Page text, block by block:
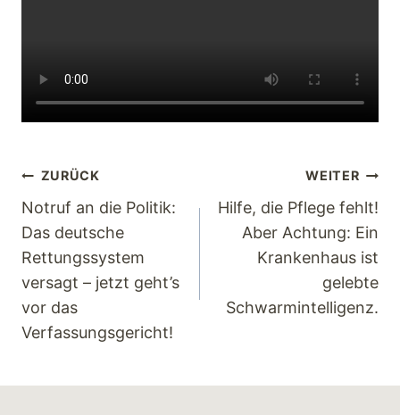
ZURÜCK
Notruf an die Politik:
Das deutsche
Rettungssystem
versagt – jetzt geht’s
vor das
Verfassungsgericht!
WEITER
Hilfe, die Pflege fehlt!
Aber Achtung: Ein
Krankenhaus ist
gelebte
Schwarmintelligenz.